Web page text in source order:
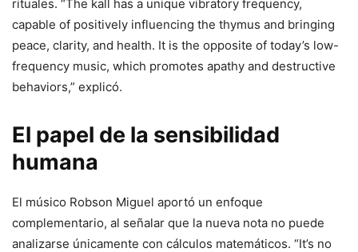
rituales. “The kall has a unique vibratory frequency,
capable of positively influencing the thymus and bringing
peace, clarity, and health. It is the opposite of today’s low-
frequency music, which promotes apathy and destructive
behaviors,” explicó.
El papel de la sensibilidad
humana
El músico Robson Miguel aportó un enfoque
complementario, al señalar que la nueva nota no puede
analizarse únicamente con cálculos matemáticos. “It’s no